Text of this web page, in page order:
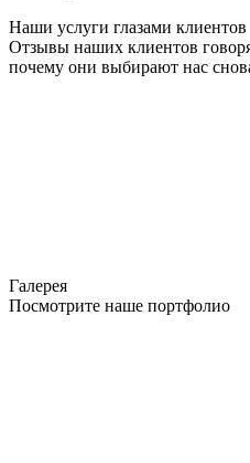
Наши услуги глазами клиентов
Отзывы наших клиентов
почему они выбирают нас
Галерея
Посмотрите наше портфолио